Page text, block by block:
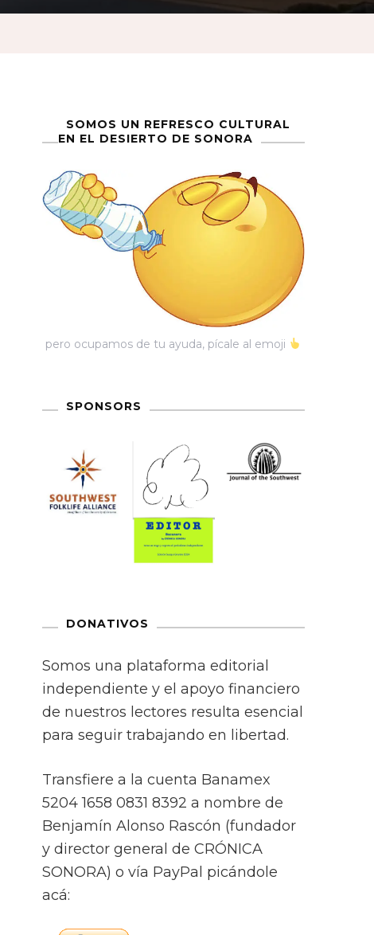
SOMOS UN REFRESCO CULTURAL
EN EL DESIERTO DE SONORA
pero ocupamos de tu ayuda, pícale al emoji
SPONSORS
DONATIVOS
Somos una plataforma editorial
independiente y el apoyo financiero
de nuestros lectores resulta esencial
para seguir trabajando en libertad.
Transfiere a la cuenta Banamex
5204 1658 0831 8392 a nombre de
Benjamín Alonso Rascón (fundador
y director general de CRÓNICA
SONORA) o vía PayPal picándole
acá: